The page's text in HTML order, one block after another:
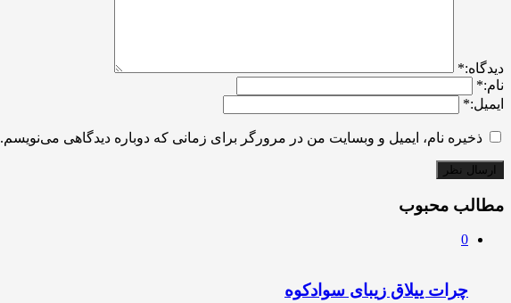
ديدگاه:*
نام:*
ایمیل:*
ذخیره نام، ایمیل و وبسایت من در مرورگر برای زمانی که دوباره دیدگاهی می‌نویسم.
مطالب محبوب
0
چرات ییلاق زیبای سوادکوه